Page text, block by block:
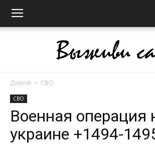
сам
Домой СВО
СВО
Военная операция
украине +1494-